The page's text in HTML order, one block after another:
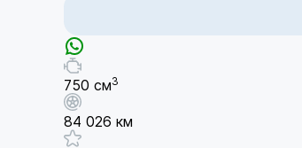
750 см3
84 026 км